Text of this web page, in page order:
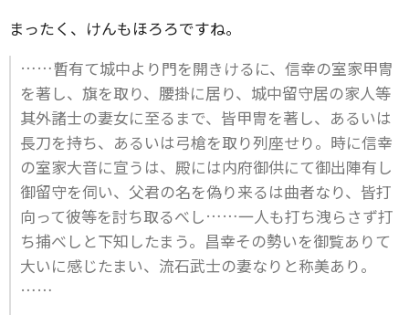
まったく、けんもほろろですね。
……暫有て城中より門を開きけるに、信幸の室家甲冑
を著し、旗を取り、腰掛に居り、城中留守居の家人等
其外諸士の妻女に至るまで、皆甲冑を著し、あるいは
長刀を持ち、あるいは弓槍を取り列座せり。時に信幸
の室家大音に宣うは、殿には内府御供にて御出陣有し
御留守を伺い、父君の名を偽り来るは曲者なり、皆打
向って彼等を討ち取るべし……一人も打ち洩らさず打
ち捕べしと下知したまう。昌幸その勢いを御覧ありて
大いに感じたまい、流石武士の妻なりと称美あり。
……